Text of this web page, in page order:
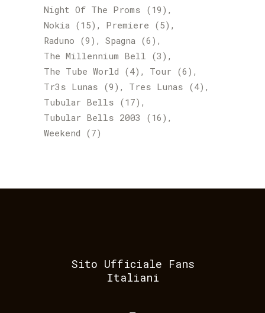
Night Of The Proms (19)
Nokia (15) Premiere (5)
Raduno (9) Spagna (6)
The Millennium Bell
(3)
The Tube World (4) Tour (6)
Tr3s Lunas (9) Tres Lunas (4)
Tubular Bells (17)
Tubular Bells 2003 (16)
Weekend (7)
Sito Ufficiale Fans
Italiani